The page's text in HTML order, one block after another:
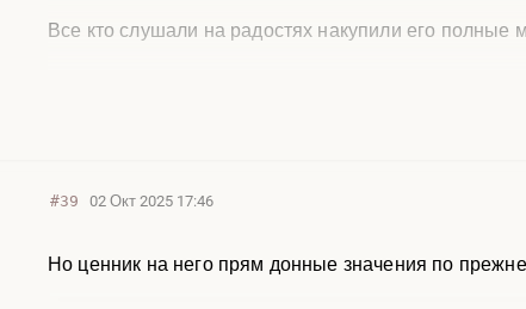
Все кто слушали на радостях накупили его полные
#39 02 Окт 2025 17:46
Но ценник на него прям донные значения по